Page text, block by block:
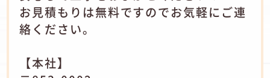
お見積もりは無料ですのでお気軽にご連
絡ください。
【本社】